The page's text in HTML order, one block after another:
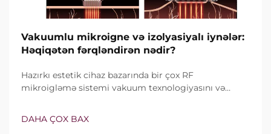
Vakuumlu mikroigne və izolyasiyalı iynələr:
Həqiqətən fərqləndirən nədir?
Hazırkı estetik cihaz bazarında bir çox RF
mikroigləmə sistemi vakuum texnologiyasını və
deyil, onların klinik müalicə zamanı necə dəqiq işlədiyi
DAHA ÇOX BAX